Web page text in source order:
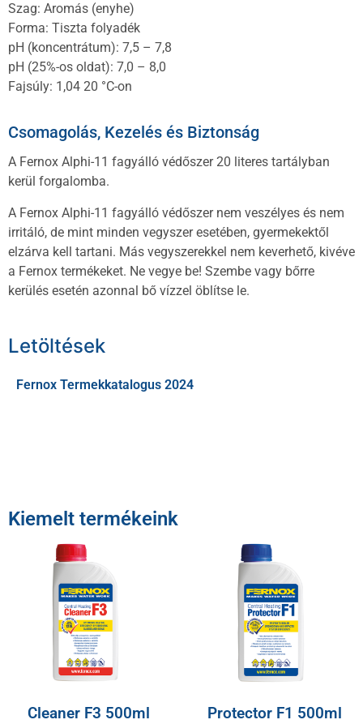
Szag: Aromás (enyhe)
Forma: Tiszta folyadék
pH (koncentrátum): 7,5 – 7,8
pH (25%-os oldat): 7,0 – 8,0
Fajsúly: 1,04 20 °C-on
Csomagolás, Kezelés és Biztonság
A Fernox Alphi-11 fagyálló védőszer 20 literes tartályban
kerül forgalomba.
A Fernox Alphi-11 fagyálló védőszer nem veszélyes és nem
irritáló, de mint minden vegyszer esetében, gyermekektől
elzárva kell tartani. Más vegyszerekkel nem keverhető, kivéve
a Fernox termékeket. Ne vegye be! Szembe vagy bőrre
kerülés esetén azonnal bő vízzel öblítse le.
Letöltések
Fernox Termekkatalogus 2024
Kiemelt termékeink
Cleaner F3 500ml Protector F1 500ml